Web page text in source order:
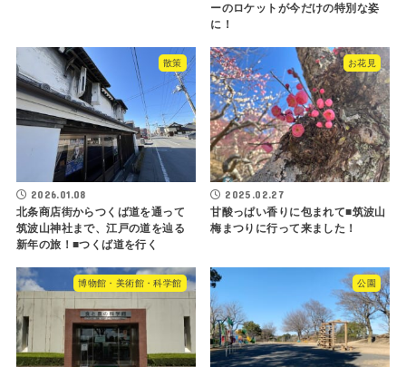
ーのロケットが今だけの特別な姿
に！
散策
2026.01.08
北条商店街からつくば道を通って
筑波山神社まで、江戸の道を辿る
新年の旅！■つくば道を行く
お花見
2025.02.27
甘酸っぱい香りに包まれて■筑波山
梅まつりに行って来ました！
博物館・美術館・科学館 公園